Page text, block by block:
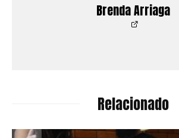
Brenda Arriaga
Relacionado